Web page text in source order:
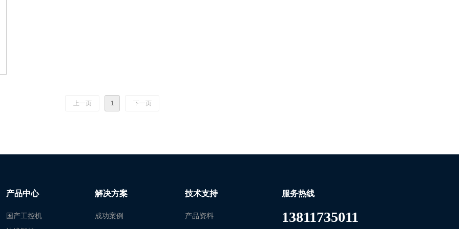
上一页 1 下一页
服务热线
13811735011
国产工控机
产品中心
成功案例
解决方案
产品资料
技术支持